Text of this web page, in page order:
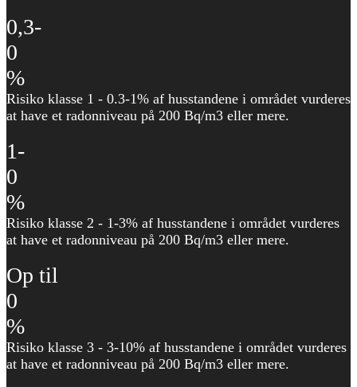
0,3-
0
%
Risiko klasse 1 - 0.3-1% af husstandene i området vurderes
at have et radonniveau på 200 Bq/m3 eller mere.
1-
0
%
Risiko klasse 2 - 1-3% af husstandene i området vurderes
at have et radonniveau på 200 Bq/m3 eller mere.
Op til
0
%
Risiko klasse 3 - 3-10% af husstandene i området vurderes
at have et radonniveau på 200 Bq/m3 eller mere.